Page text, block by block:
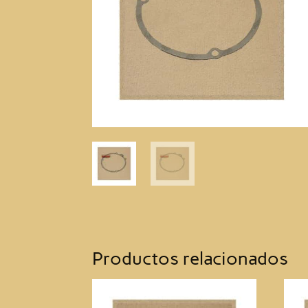
Productos relacionados